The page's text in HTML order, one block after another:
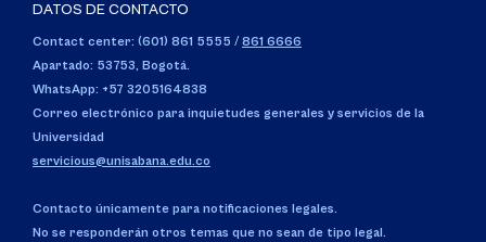
DATOS DE CONTACTO
Contact center: (601) 861 5555 / 861 6666
Apartado: 53753, Bogotá.
WhatsApp: +57 3205164838
Correo electrónico para inquietudes generales y servicios de la
Universidad
servicious@unisabana.edu.co
Contacto únicamente para notificaciones legales.
No se responderán otros temas que no sean de tipo legal.